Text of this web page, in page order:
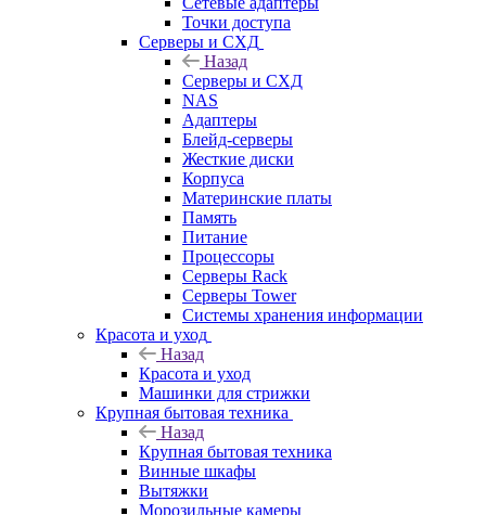
Точки доступа
Серверы и СХД
Назад
Серверы и СХД
NAS
Адаптеры
Блейд-серверы
Жесткие диски
Корпуса
Материнские платы
Память
Питание
Процессоры
Серверы Rack
Серверы Tower
Системы хранения информации
Красота и уход
Назад
Красота и уход
Машинки для стрижки
Крупная бытовая техника
Назад
Крупная бытовая техника
Винные шкафы
Вытяжки
Морозильные камеры